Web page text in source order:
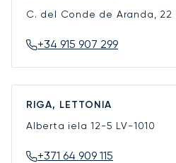
C. del Conde de Aranda, 22
+34 915 907 299
RIGA, LETTONIA
Alberta iela 12-5 LV-1010
+371 64 909 115